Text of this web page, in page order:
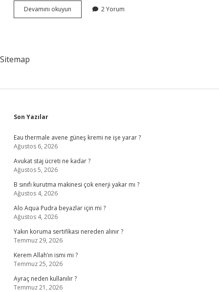
Devamını okuyun
Parmağının
2 Yorum
Sitemap
Sidebar
Son Yazılar
Eau thermale avene güneş kremi ne işe yarar ?
Ağustos 6, 2026
Avukat staj ücreti ne kadar ?
Ağustos 5, 2026
B sınıfı kurutma makinesi çok enerji yakar mı ?
Ağustos 4, 2026
Alo Aqua Pudra beyazlar için mi ?
Ağustos 4, 2026
Yakın koruma sertifikası nereden alınır ?
Temmuz 29, 2026
Kerem Allah’ın ismi mi ?
Temmuz 25, 2026
Ayraç neden kullanılır ?
Temmuz 21, 2026